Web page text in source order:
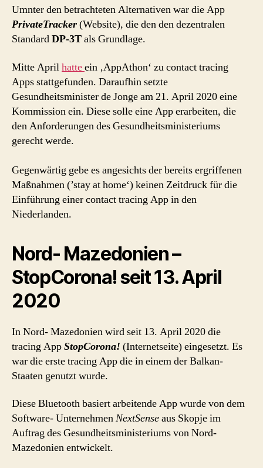
Umnter den betrachteten Alternativen war die App
PrivateTracker(Website), die den den dezentralen
StandardDP-3Tals Grundlage.
Mitte Aprilhatteein ‚AppAthon‘ zu contact tracing
Apps stattgefunden. Daraufhin setzte
Gesundheitsminister de Jonge am 21. April 2020 eine
Kommission ein. Diese solle eine App erarbeiten, die
den Anforderungen des Gesundheitsministeriums
gerecht werde.
Gegenwärtig gebe es angesichts der bereits ergriffenen
Maßnahmen (’stay at home‘) keinen Zeitdruck für die
Einführung einer contact tracing App in den
Niederlanden.
Nord- Mazedonien –
StopCorona! seit 13. April
2020
In Nord- Mazedonien wird seit 13. April 2020 die
tracing AppStopCorona! (Internetseite) eingesetzt. Es
war die erste tracing App die in einem der Balkan-
Staaten genutzt wurde.
Diese Bluetooth basiert arbeitende App wurde von dem
Software- UnternehmenNextSenseaus Skopje im
Auftrag des Gesundheitsministeriums von Nord-
Mazedonien entwickelt.